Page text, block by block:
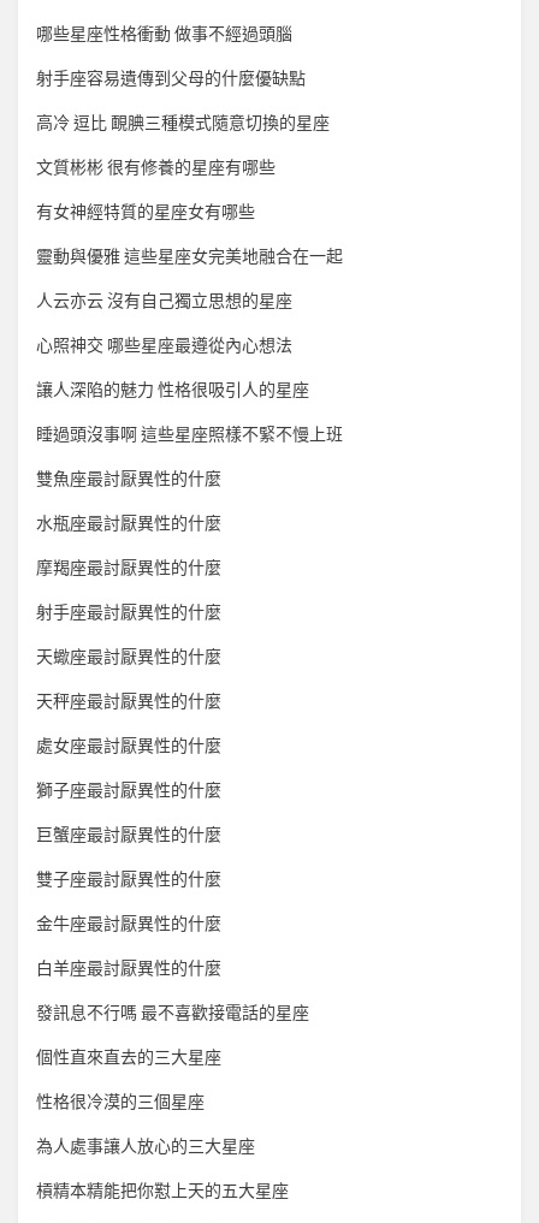
哪些星座性格衝動 做事不經過頭腦
射手座容易遺傳到父母的什麼優缺點
高冷 逗比 靦腆三種模式隨意切換的星座
文質彬彬 很有修養的星座有哪些
有女神經特質的星座女有哪些
靈動與優雅 這些星座女完美地融合在一起
人云亦云 沒有自己獨立思想的星座
心照神交 哪些星座最遵從內心想法
讓人深陷的魅力 性格很吸引人的星座
睡過頭沒事啊 這些星座照樣不緊不慢上班
雙魚座最討厭異性的什麼
水瓶座最討厭異性的什麼
摩羯座最討厭異性的什麼
射手座最討厭異性的什麼
天蠍座最討厭異性的什麼
天秤座最討厭異性的什麼
處女座最討厭異性的什麼
獅子座最討厭異性的什麼
巨蟹座最討厭異性的什麼
雙子座最討厭異性的什麼
金牛座最討厭異性的什麼
白羊座最討厭異性的什麼
發訊息不行嗎 最不喜歡接電話的星座
個性直來直去的三大星座
性格很冷漠的三個星座
為人處事讓人放心的三大星座
槓精本精能把你懟上天的五大星座